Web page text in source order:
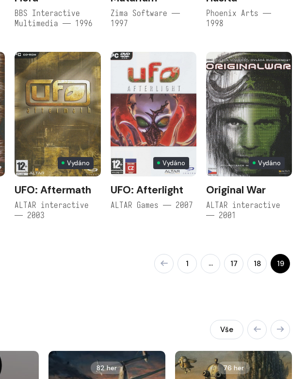
BBS Interactive
Multimedia — 1996
Zima Software —
1997
Phoenix Arts —
1998
Vydáno
UFO: Aftermath
ALTAR interactive
— 2003
Vydáno
UFO: Afterlight
ALTAR Games — 2007
Vydáno
Original War
ALTAR interactive
— 2001
1 … 17 18 19
Vše
82 her 76 her